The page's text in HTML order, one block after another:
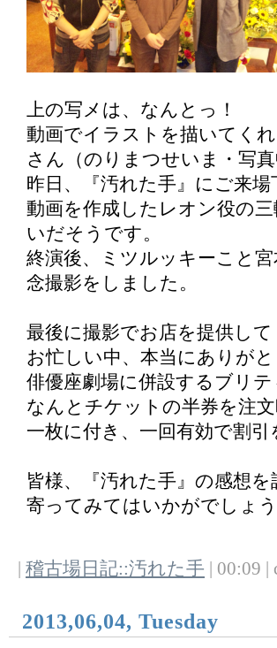
上の写メは、なんとっ！
動画でイラストを描いてく
さん（のりまつせいま・写真
昨日、『汚れた手』にご来
動画を作成したレオン役の
いだそうです。
終演後、ミツルッキーこと
念撮影をしました。
最後に撮影でお店を提供し
お忙しい中、本当にありが
俳優座劇場に併設するブリ
なんとチケットの半券を注
一枚に付き、一回有効で割
皆様、『汚れた手』の感想
寄ってみてはいかがでしょう
稽古場日記::汚れた手 | 00:09
2013,06,04, Tuesday